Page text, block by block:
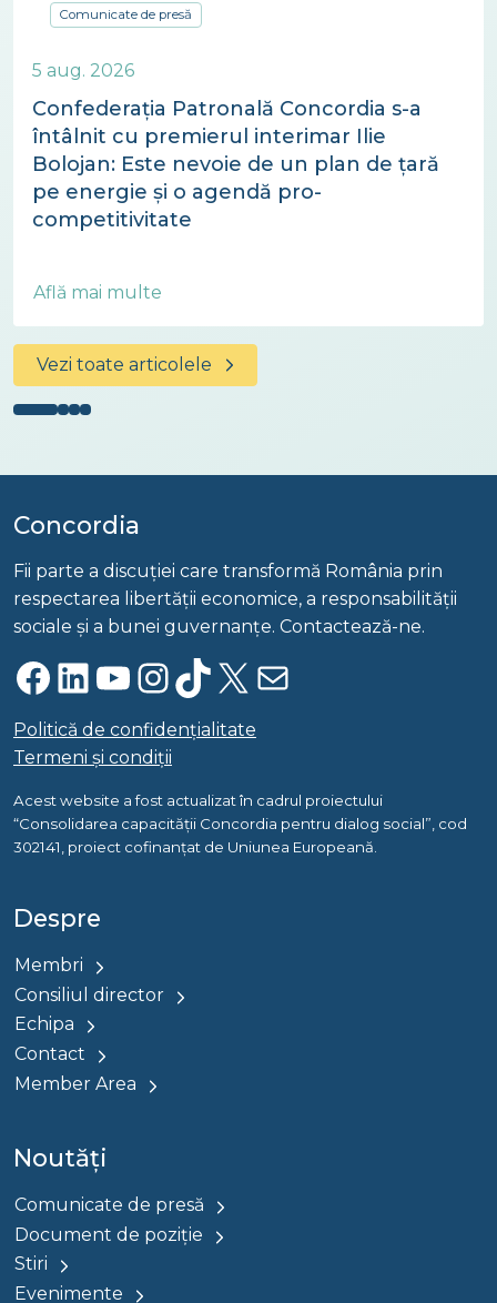
Comunicate de presă
5 aug. 2026
Confederația Patronală Concordia s-a
întâlnit cu premierul interimar Ilie
Bolojan: Este nevoie de un plan de țară
pe energie și o agendă pro-
competitivitate
Află mai multe
Vezi toate articolele
Concordia
Fii parte a discuției care transformă România prin
respectarea libertății economice, a responsabilității
sociale și a bunei guvernanțe. Contactează-ne.
Facebook LinkedIn YouTube InstagramTikTok X Mail
Politică de confidențialitate
Termeni și condiții
Acest website a fost actualizat în cadrul proiectului
“Consolidarea capacității Concordia pentru dialog social”, cod
302141, proiect cofinanțat de Uniunea Europeană.
Despre
Membri
Consiliul director
Echipa
Contact
Member Area
Noutăți
Comunicate de presă
Document de poziție
Stiri
Evenimente